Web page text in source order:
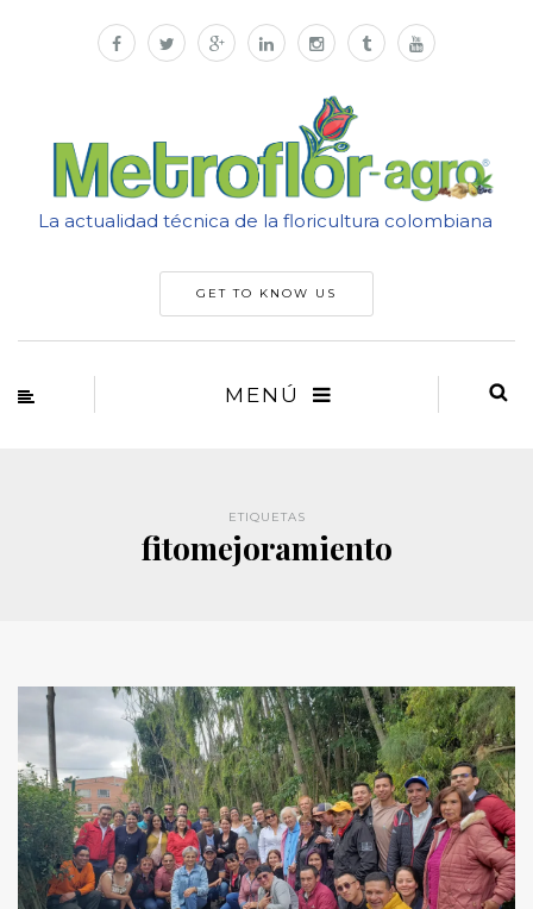
La actualidad técnica de la floricultura colombiana
GET TO KNOW US
MENÚ
ETIQUETAS
fitomejoramiento